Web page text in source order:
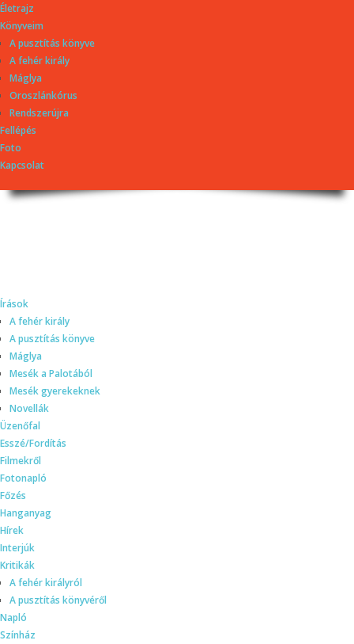
Életrajz
Könyveim
A pusztítás könyve
A fehér király
Máglya
Oroszlánkórus
Rendszerújra
Fellépés
Foto
Kapcsolat
Írások
A fehér király
A pusztítás könyve
Máglya
Mesék a Palotából
Mesék gyerekeknek
Novellák
Üzenőfal
Esszé/Fordítás
Filmekről
Fotonapló
Főzés
Hanganyag
Hírek
Interjúk
Kritikák
A fehér királyról
A pusztítás könyvéről
Napló
Színház